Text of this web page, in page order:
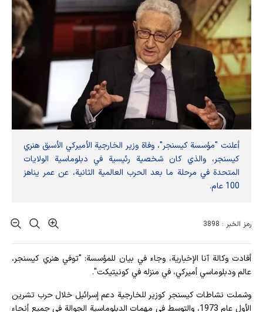
أعلنت "مؤسسة كيسنجر"، وفاة وزير الخارجية الأميركي الأسبق هنري
كيسنجر، والذي كان شخصية رئيسية في دبلوماسية الولايات
المتحدة في مرحلة ما بعد الحرب العالمية الثانية، عن عمر يناهز
100 عام.
رمز الخبر : 3898
أفادت وکالة آنا الإخباریة، وجاء في بيان للمؤسسة: "توفي هنري كيسنجر،
عالم ودبلوماسي أميركي، في منزله في كونيتيكت".
وشملت نشاطات كيسنجر كوزير للخارجية دعم إسرائيل خلال حرب تشرين
الأول عام 1973، والتوسط في مهمات الدبلوماسية الجوالة في جميع أنحاء